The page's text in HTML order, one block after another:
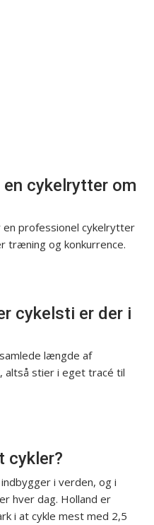
en cykelrytter om
professionel cykelrytter
træning og konkurrence.
cykelsti er der i
længde af
altså stier i eget tracé til
cykler?
i verden, og i
hver dag. Holland er
i at cykle mest med 2,5